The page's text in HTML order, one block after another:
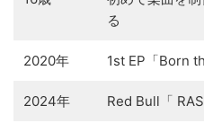
る
2020年 1st EP「Born
2024年 Red Bull「